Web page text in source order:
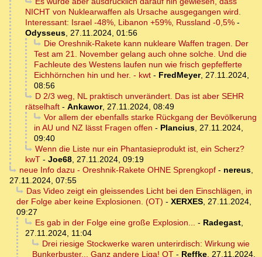
NICHT von Nuklearwaffen als Ursache ausgegangen wird.
Interessant: Israel -48%, Libanon +59%, Russland -0,5% -
Odysseus, 27.11.2024, 01:56
Die Oreshnik-Rakete kann nukleare Waffen tragen. Der
Test am 21. November gelang auch ohne solche. Und die
Fachleute des Westens laufen nun wie frisch gepfefferte
Eichhörnchen hin und her. - kwt - FredMeyer, 27.11.2024,
08:56
D 2/3 weg, NL praktisch unverändert. Das ist aber SEHR
rätselhaft - Ankawor, 27.11.2024, 08:49
Vor allem der ebenfalls starke Rückgang der Bevölkerung
in AU und NZ lässt Fragen offen - Plancius, 27.11.2024,
09:40
Wenn die Liste nur ein Phantasieprodukt ist, ein Scherz?
kwT - Joe68, 27.11.2024, 09:19
neue Info dazu - Oreshnik-Rakete OHNE Sprengkopf- nereus,
27.11.2024, 07:55
Das Video zeigt ein gleissendes Licht bei den Einschlägen, in
der Folge aber keine Explosionen. (OT) - XERXES, 27.11.2024,
09:27
Es gab in der Folge eine große Explosion... - Radegast,
27.11.2024, 11:04
Drei riesige Stockwerke waren unterirdisch: Wirkung wie
Bunkerbuster... Ganz andere Liga! OT - Reffke, 27.11.2024,